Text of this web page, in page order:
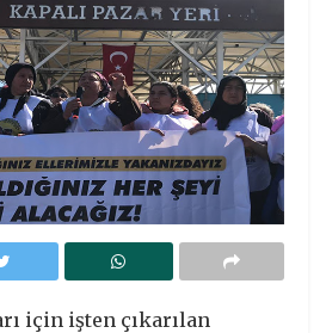
için işten çıkarılan